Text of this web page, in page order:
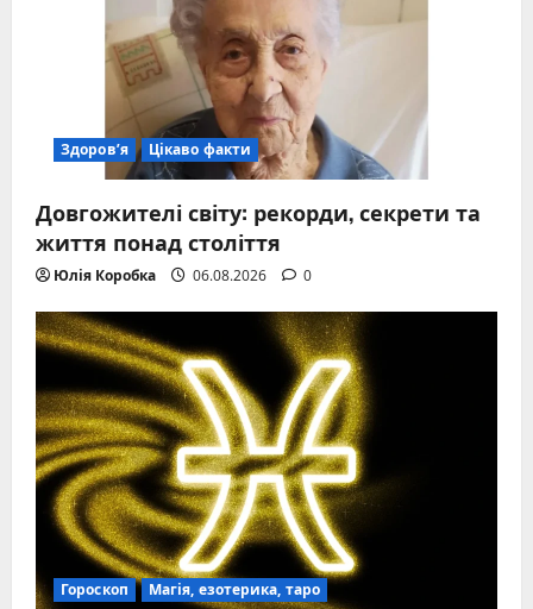
Здоров’я Цікаво факти
Довгожителі світу: рекорди, секрети та
життя понад століття
Юлія Коробка 06.08.2026 0
Гороскоп Магія, езотерика, таро